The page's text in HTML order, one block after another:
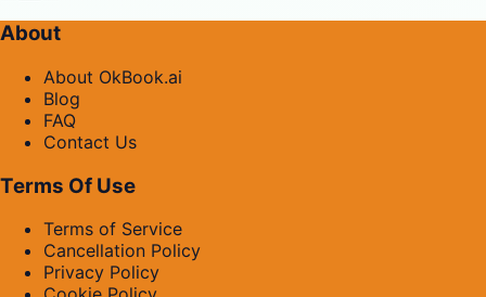
About
About OkBook.ai
Blog
FAQ
Contact Us
Terms Of Use
Terms of Service
Cancellation Policy
Privacy Policy